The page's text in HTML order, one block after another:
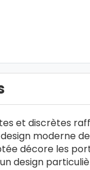
et discrètes
moderne
décore les
design